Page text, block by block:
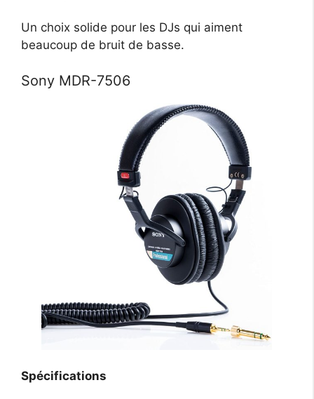
Un choix solide pour les DJs qui aiment
beaucoup de bruit de basse.
Sony MDR-7506
Spécifications